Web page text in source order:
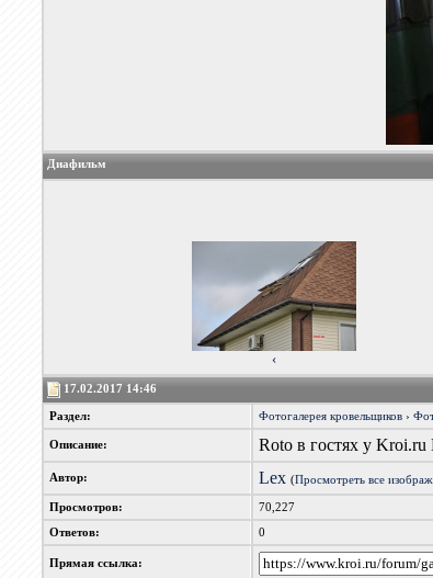
Диафильм
‹
17.02.2017 14:46
Раздел: Фотогалерея кровельщиков ›
Описание: Roto в гостях у
Автор: Lex (Просмотреть все
Просмотров: 70,227
Ответов: 0
Прямая ссылка: